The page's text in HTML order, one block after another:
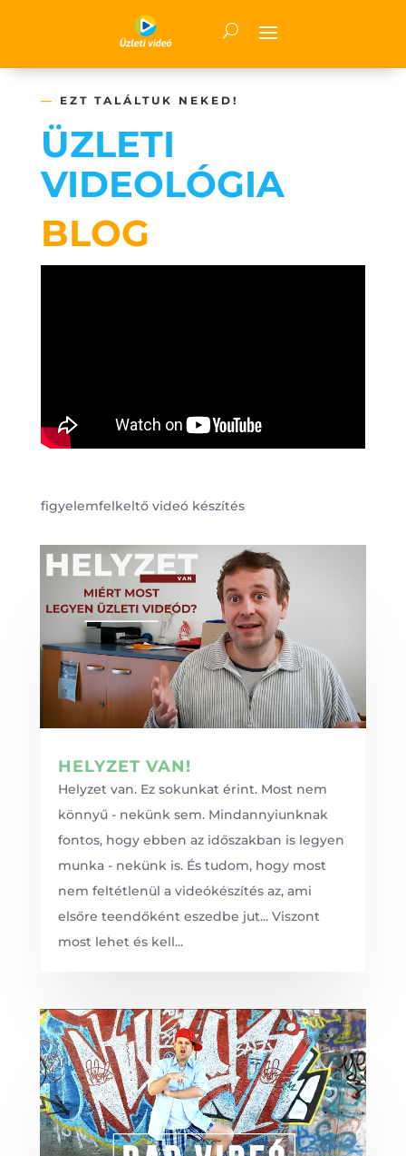
— EZT TALÁLTUK NEKED!
ÜZLETI
VIDEOLÓGIA
BLOG
figyelemfelkeltő videó készítés
HELYZET VAN!
Helyzet van. Ez sokunkat érint. Most nem
könnyű - nekünk sem. Mindannyiunknak
fontos, hogy ebben az időszakban is legyen
munka - nekünk is. És tudom, hogy most
nem feltétlenül a videókészítés az, ami
elsőre teendőként eszedbe jut... Viszont
most lehet és kell...